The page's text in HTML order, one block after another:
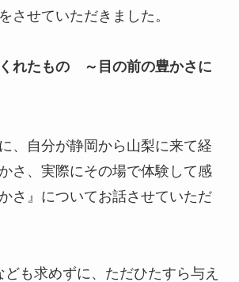
させていただきました。
くれたもの ～目の前の豊かさに
、自分が静岡から山梨に来て経
さ、実際にその場で体験して感
さ』についてお話させていただ
ども求めずに、ただひたすら与え